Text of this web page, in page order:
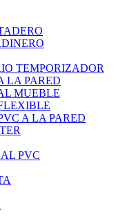
TEMPORIZADOR
LA PARED
MUEBLE
A LA PARED
PVC